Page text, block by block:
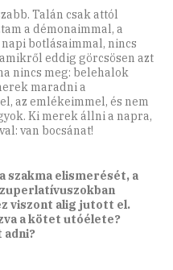
Talán csak attól
a démonaimmal, a
botlásaimmal, nincs
eddig görcsösen azt
nincs meg: belehalok
maradni a
az emlékeimmel, és nem
Ki merek állni a napra,
van bocsánat!
szakma elismerését, a
viszont alig jutott el.
a kötet utóélete?